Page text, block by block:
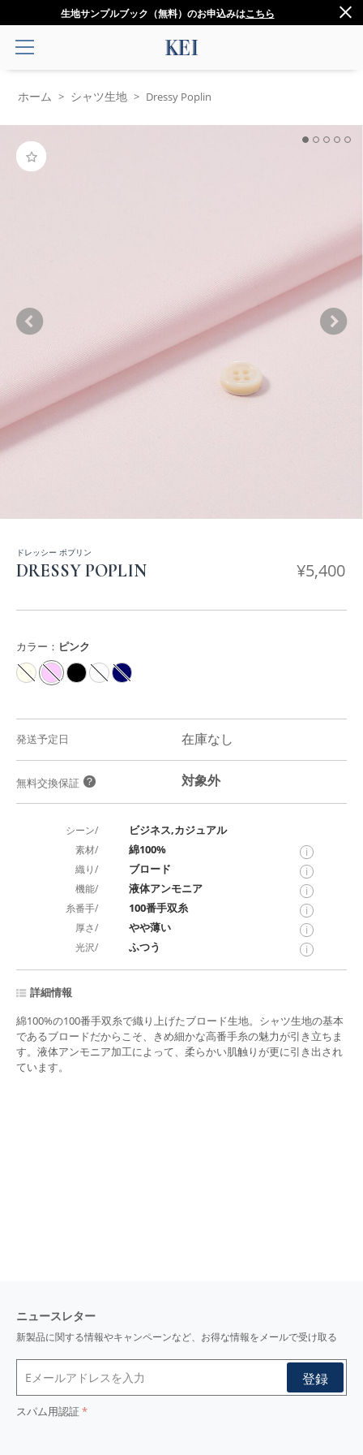
生地サンプルブック（無料）のお申込みはこちら
ホーム > シャツ生地 > Dressy Poplin
ドレッシー ポプリン
DRESSY POPLIN ¥5,400
カラー： ピンク
発送予定日 在庫なし
無料交換保証 ？ 対象外
シーン/ ビジネス,カジュアル
素材/ 綿100% i
織り/ ブロード i
機能/ 液体アンモニア i
糸番手/ 100番手双糸 i
厚さ/ やや薄い i
光沢/ ふつう i
詳細情報
綿100%の100番手双糸で織り上げたブロード生地。シャツ生地の基本
であるブロードだからこそ、きめ細かな高番手糸の魅力が引き立ちま
す。液体アンモニア加工によって、柔らかい肌触りが更に引き出され
ています。
ニュースレター
新製品に関する情報やキャンペーンなど、お得な情報をメールで受け取る
スパム用認証